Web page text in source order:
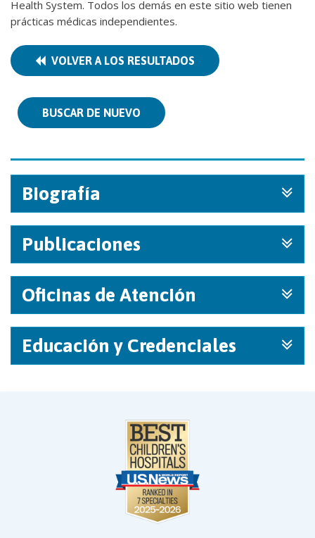
Health System. Todos los demás en este sitio web tienen
prácticas médicas independientes.
VOLVER A LOS RESULTADOS
BUSCAR DE NUEVO
Biografía
Publicaciones
Oficinas de Atención
Educación y Credenciales